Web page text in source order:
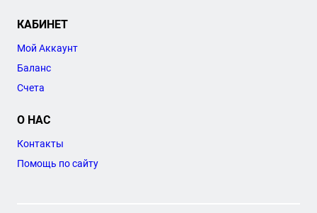
КАБИНЕТ
Мой Аккаунт
Баланс
Счета
О НАС
Контакты
Помощь по сайту